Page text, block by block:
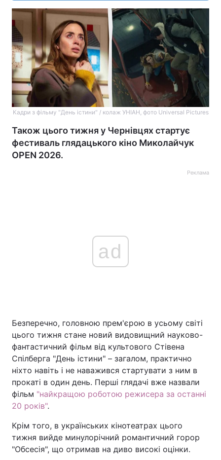
Кадри з фільму "День істини" / колаж УНІАН, фото Universal Pictures
Також цього тижня у Чернівцях стартує
фестиваль глядацького кіно Миколайчук
OPEN 2026.
Реклама
ad
Безперечно, головною прем'єрою в усьому світі
цього тижня стане новий видовищний науково-
фантастичний фільм від культового Стівена
Спілберга "День істини" – загалом, практично
ніхто навіть і не наважився стартувати з ним в
прокаті в один день. Перші глядачі вже назвали
фільм "найкращою роботою режисера за останні
20 років".
Крім того, в українських кінотеатрах цього
тижня вийде минулорічний романтичний горор
"Обсесія", що отримав на диво високі оцінки.